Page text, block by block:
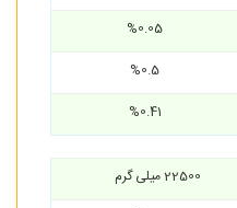
%0.05
%0.5
%0.41
22500 میلی گرم